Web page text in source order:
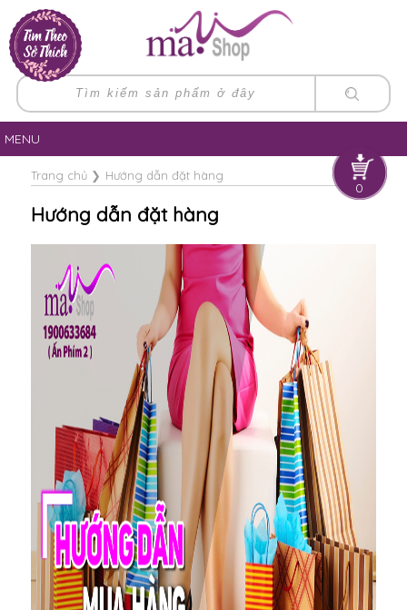
0
MENU
Trang chủ ❯ Hướng dẫn đặt hàng
Hướng dẫn đặt hàng